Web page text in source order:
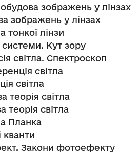
зображень у лінзах
зображень у лінзах
тонкої лінзи
системи. Кут зору
світла. Спектроскоп
світла
світла
теорія світла
теорія світла
Планка
кванти
Закони фотоефекту